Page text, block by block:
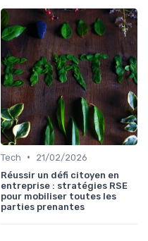
Tech •
21/02/2026
Réussir un défi citoyen en
entreprise : stratégies RSE
pour mobiliser toutes les
parties prenantes